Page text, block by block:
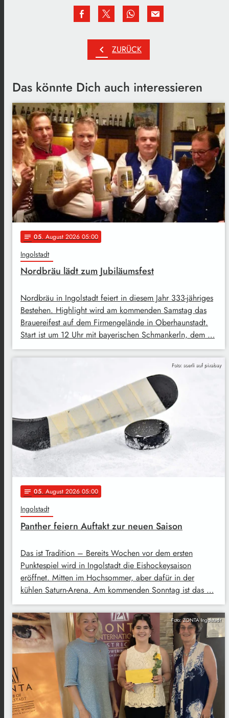
chevron_left ZURÜCK
Das könnte Dich auch interessieren
notes 05. August 2026 05:00
Ingolstadt
Nordbräu lädt zum Jubiläumsfest
Nordbräu in Ingolstadt feiert in diesem Jahr 333-jähriges
Bestehen. Highlight wird am kommenden Samstag das
Brauereifest auf dem Firmengelände in Oberhaunstadt.
Start ist um 12 Uhr mit bayerischen Schmankerln, dem …
Foto: soerli auf pixabay
notes 05. August 2026 05:00
Ingolstadt
Panther feiern Auftakt zur neuen Saison
Das ist Tradition – Bereits Wochen vor dem ersten
Punktespiel wird in Ingolstadt die Eishockeysaison
eröffnet. Mitten im Hochsommer, aber dafür in der
kühlen Saturn-Arena. Am kommenden Sonntag ist das …
Foto: ZONTA Ingolstadt